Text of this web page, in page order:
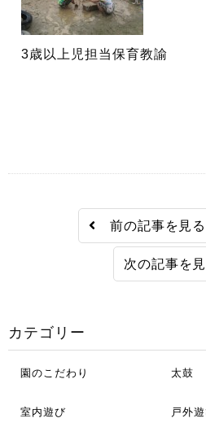
3歳以上児担当保育教諭
前の記事を見る
次の記事を
カテゴリー
園のこだわり 太鼓
室内遊び 戸外遊